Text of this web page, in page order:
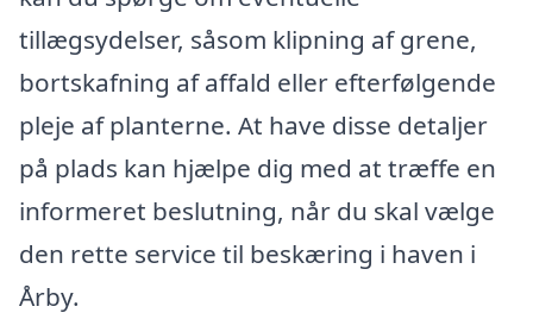
tillægsydelser, såsom klipning af grene,
bortskafning af affald eller efterfølgende
pleje af planterne. At have disse detaljer
på plads kan hjælpe dig med at træffe en
informeret beslutning, når du skal vælge
den rette service til beskæring i haven i
Årby.